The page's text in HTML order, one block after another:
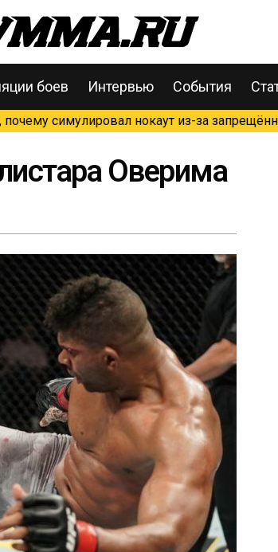
боев Интервью События
симулировал нокаут из-за
Оверима